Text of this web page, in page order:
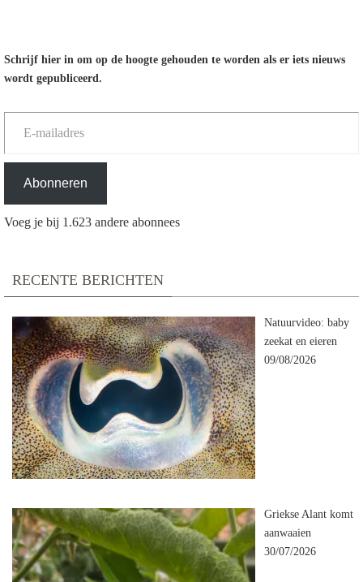
Schrijf hier in om op de hoogte gehouden te worden als er iets nieuws
wordt gepubliceerd.
E-mailadres
Abonneren
Voeg je bij 1.623 andere abonnees
RECENTE BERICHTEN
Natuurvideo: baby
zeekat en eieren
09/08/2026
Griekse Alant komt
aanwaaien
30/07/2026